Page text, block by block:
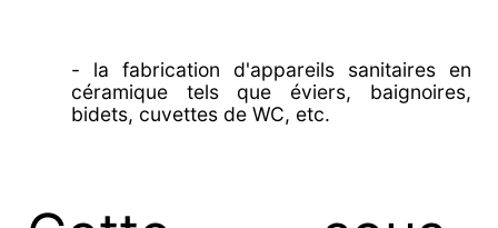
- la fabrication d'appareils sanitaires en
céramique tels que éviers, baignoires,
bidets, cuvettes de WC, etc.